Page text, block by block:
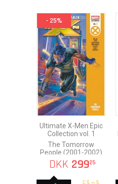
- 25%
Ultimate X-Men Epic
Collection vol. 1
The Tomorrow
People (2001-2002)
DKK 29925